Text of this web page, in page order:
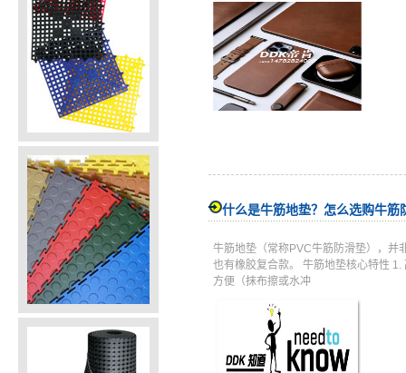
什么是牛筋地垫？怎么选购牛筋
牛筋地垫（常称PVC牛筋防滑垫），并
也有橡胶复合款。 牛筋地垫核心特性
方便（抹布擦或水冲